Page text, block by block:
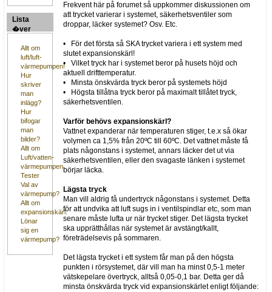
Lista
�ver
Allt om
luft/luft-
värmepumpen!
Hur
skriver
man
inlägg?
Hur
bifogar
man
bilder?
Allt om
Luft/vatten-
värmepumpen
Tester
Val av
värmepump?
Allt om
expansionskärl.
Lönar
sig en
värmepump?
Frekvent här på forumet så uppkommer diskussionen om
att trycket varierar i systemet, säkerhetsventiler som
droppar, läcker systemet? Osv. Etc.
• För det första så SKA trycket variera i ett system med
slutet expansionskärl!
• Vilket tryck har i systemet beror på husets höjd och
aktuell drifttemperatur.
• Minsta önskvärda tryck beror på systemets höjd
• Högsta tillåtna tryck beror på maximalt tillåtet tryck,
säkerhetsventilen.
Varför behövs expansionskärl?
Vattnet expanderar när temperaturen stiger, t.e.x så ökar
volymen ca 1,5% från 20ºC till 60ºC. Det vattnet måste få
plats någonstans i systemet, annars läcker det ut via
säkerhetsventilen, eller den svagaste länken i systemet
börjar läcka.
Lägsta tryck
Man vill aldrig få undertryck någonstans i systemet. Detta
för att undvika att luft sugs in i ventilspindlar etc, som man
senare måste lufta ur när trycket stiger. Det lägsta trycket
ska upprätthållas när systemet är avstängt/kallt,
företrädelsevis på sommaren.
Det lägsta trycket i ett system får man på den högsta
punkten i rörsystemet, där vill man ha minst 0,5-1 meter
vätskepelare övertryck, alltså 0,05-0,1 bar. Detta ger då
minsta önskvärda tryck vid expansionskärlet enligt följande: